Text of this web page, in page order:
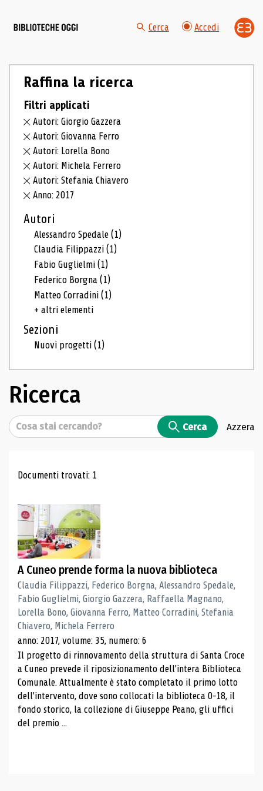
Cerca Accedi
Raffina la ricerca
Filtri applicati
Autori: Giorgio Gazzera
Autori: Giovanna Ferro
Autori: Lorella Bono
Autori: Michela Ferrero
Autori: Stefania Chiavero
Anno: 2017
Autori
Alessandro Spedale(1)
Claudia Filippazzi(1)
Fabio Guglielmi(1)
Federico Borgna(1)
Matteo Corradini(1)
+ altri elementi
Sezioni
Nuovi progetti(1)
Ricerca
Cerca Cerca Azzera
Risultati di ricerca
Documenti trovati: 1
A Cuneo prende forma la nuova biblioteca
Claudia Filippazzi, Federico Borgna, Alessandro Spedale,
Fabio Guglielmi, Giorgio Gazzera, Raffaella Magnano,
Lorella Bono, Giovanna Ferro, Matteo Corradini, Stefania
Chiavero, Michela Ferrero
anno: 2017, volume: 35, numero: 6
Il progetto di rinnovamento della struttura di Santa Croce
a Cuneo prevede il riposizionamento dell'intera Biblioteca
Comunale. Attualmente è stato completato il primo lotto
dell'intervento, dove sono collocati la biblioteca 0-18, il
fondo storico, la collezione di Giuseppe Peano, gli uffici
del premio ...